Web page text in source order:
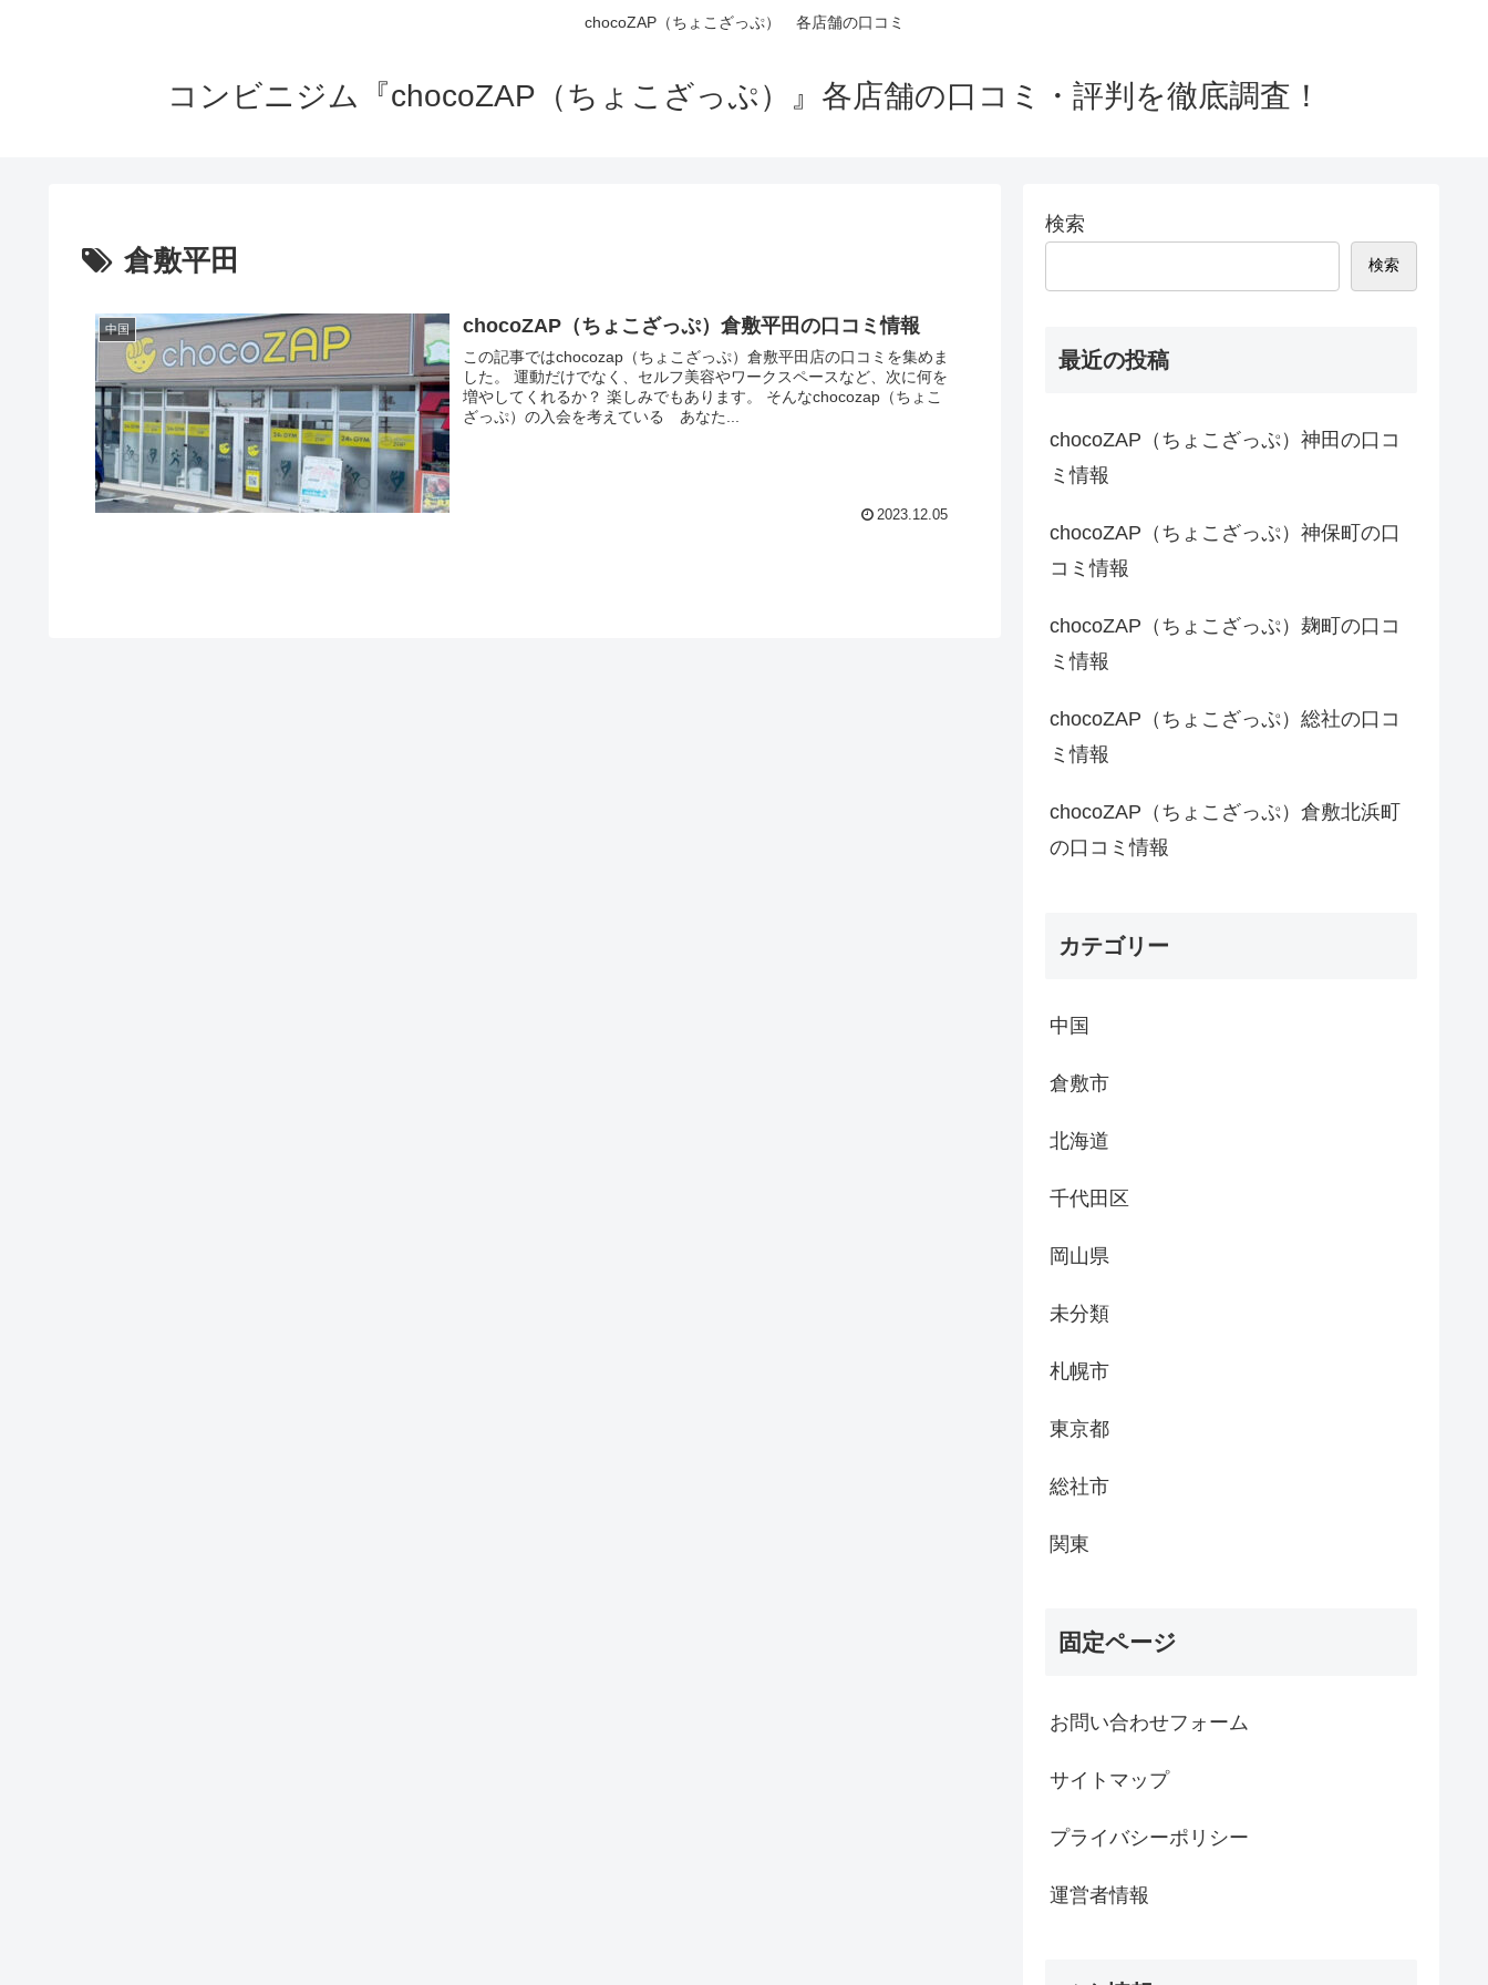
chocoZAP（ちょこざっぷ） 各店舗の口コミ
コンビニジム『chocoZAP（ちょこざっぷ）』各店舗の口コミ・評判を徹底調査！
倉敷平田
中国 chocoZAP（ちょこざっぷ）倉敷平田の口コミ情報
この記事ではchocozap（ちょこざっぷ）倉敷平田店の口コミを集めま
した。 運動だけでなく、セルフ美容やワークスペースなど、次に何を
増やしてくれるか？ 楽しみでもあります。 そんなchocozap（ちょこ
ざっぷ）の入会を考えている あなた...
2023.12.05
検索
検索
最近の投稿
chocoZAP（ちょこざっぷ）神田の口コ
ミ情報
chocoZAP（ちょこざっぷ）神保町の口
コミ情報
chocoZAP（ちょこざっぷ）麹町の口コ
ミ情報
chocoZAP（ちょこざっぷ）総社の口コ
ミ情報
chocoZAP（ちょこざっぷ）倉敷北浜町
の口コミ情報
カテゴリー
中国
倉敷市
北海道
千代田区
岡山県
未分類
札幌市
東京都
総社市
関東
固定ページ
お問い合わせフォーム
サイトマップ
プライバシーポリシー
運営者情報